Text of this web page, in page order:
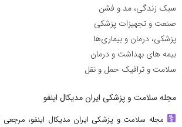
سبک زندگی، مد و فشن
صنعت و تجهیزات پزشکی
پزشکی، درمان و بیماری‌ها
بیمه های بهداشت و درمان
سلامت و ترافیک حمل و نقل
مجله سلامت و پزشکی ایران مدیکال اینفو
مجله سلامت و پزشکی ایران مدیکال اینفو، مرجعی